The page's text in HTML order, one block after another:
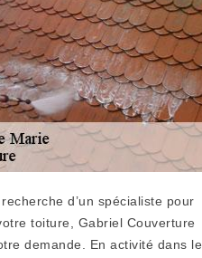
d’un spécialiste pour
toiture, Gabriel Couverture
demande. En activité dans le